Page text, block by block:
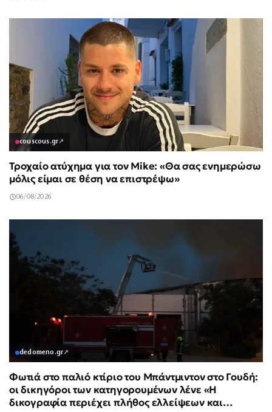
couscous.gr↗
Τροχαίο ατύχημα για τον Mike: «Θα σας ενημερώσω
μόλις είμαι σε θέση να επιστρέψω»
06/08/2026
dedomeno.gr↗
Φωτιά στο παλιό κτίριο του Μπάντμιντον στο Γουδή:
οι δικηγόροι των κατηγορουμένων λένε «Η
δικογραφία περιέχει πλήθος ελλείψεων και